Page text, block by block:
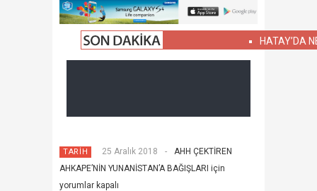
HATAY’DA NELER
TARİH 25 Aralık 2018 -
AHH ÇEKTİREN
AHKAPE’NİN YUNANİSTAN’A BAĞIŞLARI için
yorumlar kapalı